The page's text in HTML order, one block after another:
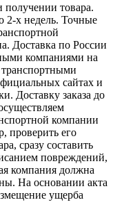
получении товара.
2-х недель. Точные
Доставка по России
компаниями на
сайтах и
Доставку заказа до
компании
проверить его
сразу составить
повреждений,
компания должна
На основании акта
ущерба